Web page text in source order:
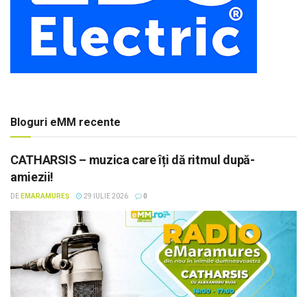
Bloguri eMM recente
CATHARSIS – muzica care îți dă ritmul după-
amiezii!
DE EMARAMUREȘ 29 IULIE 2026 0